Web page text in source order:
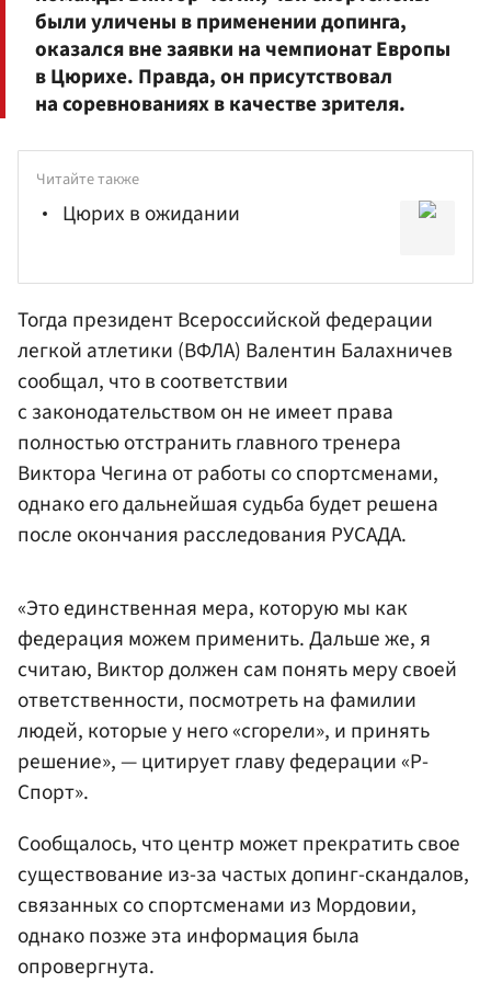
были уличены в применении допинга,
оказался вне заявки на чемпионат Европы
в Цюрихе. Правда, он присутствовал
на соревнованиях в качестве зрителя.
Читайте также
Цюрих в ожидании
Тогда президент Всероссийской федерации
легкой атлетики (ВФЛА) Валентин Балахничев
сообщал, что в соответствии
с законодательством он не имеет права
полностью отстранить главного тренера
Виктора Чегина от работы со спортсменами,
однако его дальнейшая судьба будет решена
после окончания расследования РУСАДА.
«Это единственная мера, которую мы как
федерация можем применить. Дальше же, я
считаю, Виктор должен сам понять меру своей
ответственности, посмотреть на фамилии
людей, которые у него «сгорели», и принять
решение», — цитирует главу федерации «Р-
Спорт».
Сообщалось, что центр может прекратить свое
существование из-за частых допинг-скандалов,
связанных со спортсменами из Мордовии,
однако позже эта информация была
опровергнута.